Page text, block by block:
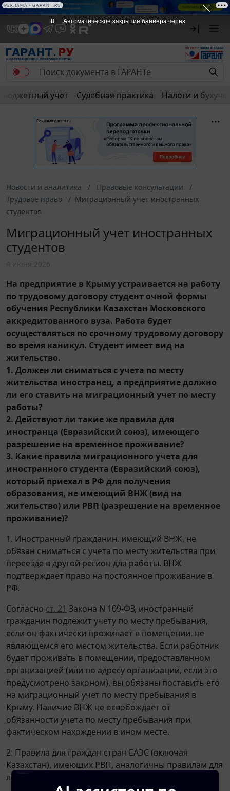
Бюджетный учет Судебная практика Налоги и
Новости и аналитика
Правовые консультации
Трудовое право
Миграционный учет иностранных
студентов
Миграционный учет иностранных
студентов
На предприятие в Крыму устраивается на работу
по трудовому договору студент очной формы
обучения Республики Казахстан Московского
аккредитованного вуза. Работа будет
осуществляться по срочному трудовому договору
во время каникул. Студент имеет вид на
жительство.
1. Должен ли сниматься с учета по месту
жительства иностранец, а предприятие должно
ли его ставить на миграционный учет по месту
работы?
2. Действуют ли такие же правила для
иностранца (Евразийский союз), имеющего
разрешение на временное проживание?
3. Какие правила миграционного учета для
иностранного студента (Евразийский союз),
который приехал в РФ для получения
образования, не имеющий ВНЖ (вид на
жительство) или РВП (разрешение на временное
проживание)?
1. Иностранный гражданин, имеющий ВНЖ, не
обязан сниматься с учета по месту жительства при
переезде в другой регион для работы. ВНЖ
подтверждает право на постоянное проживание в
РФ.
Согласно ст. 21 Закона N 109-ФЗ, иностранный
гражданин подлежит учету по месту пребывания,
если он фактически проживает в помещении, не
являющемся его местом жительства. Если работник
будет проживать в помещении, предоставленном
организацией (или по адресу организации, если это
предусмотрено законом), вы обязаны поставить его
на миграционный учет по месту пребывания в
Крыму. Наличие ВНЖ не освобождает от
обязанности учета по месту пребывания при
фактическом нахождении в ином месте.
2. Правила для граждан стран ЕАЭС (включая
Казахстан), имеющих РВП, аналогичны правилам для
лиц с ВНЖ в части миграционного учета:
8 Автоматическое закрытие баннера через
РЕКЛАМА • GARANT.RU